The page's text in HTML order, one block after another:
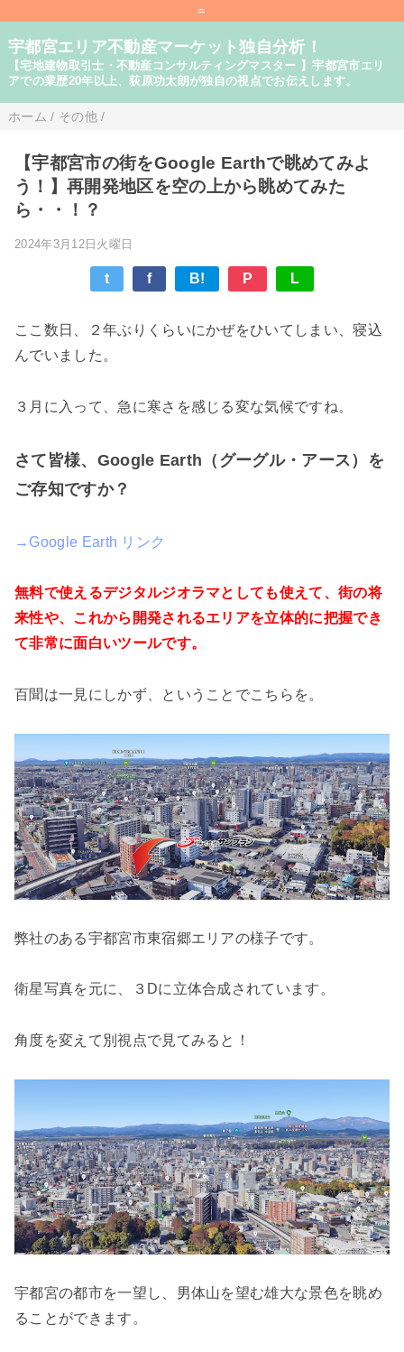
=
宇都宮エリア不動産マーケット独自分析！
【宅地建物取引士・不動産コンサルティングマスター 】宇都宮市エリ
アでの業歴20年以上、荻原功太朗が独自の視点でお伝えします。
ホーム / その他/
【宇都宮市の街をGoogle Earthで眺めてみよ
う！】再開発地区を空の上から眺めてみた
ら・・！？
2024年3月12日火曜日
t f B! P L
ここ数日、２年ぶりくらいにかぜをひいてしまい、寝込
んでいました。
３月に入って、急に寒さを感じる変な気候ですね。
さて皆様、Google Earth（グーグル・アース）を
ご存知ですか？
→Google Earth リンク
無料で使えるデジタルジオラマとしても使えて、街の将
来性や、これから開発されるエリアを立体的に把握でき
て非常に面白いツールです。
百聞は一見にしかず、ということでこちらを。
弊社のある宇都宮市東宿郷エリアの様子です。
衛星写真を元に、３Dに立体合成されています。
角度を変えて別視点で見てみると！
宇都宮の都市を一望し、男体山を望む雄大な景色を眺め
ることができます。